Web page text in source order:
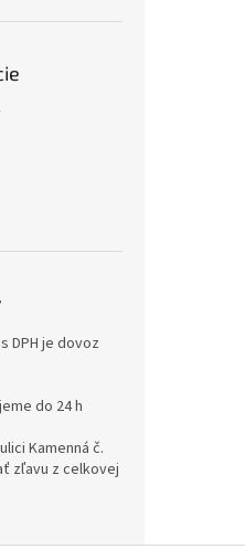
DPH je dovoz
do 24 h
Kamenná č.
zľavu z celkovej